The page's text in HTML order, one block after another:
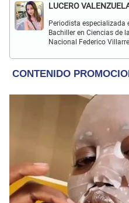
LUCERO
Periodista especializada
Bachiller en Ciencias de
Nacional Federico
celebridades